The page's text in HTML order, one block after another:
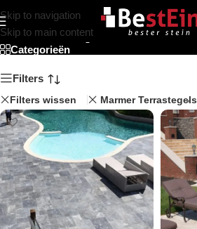
Skip to navigation
Skip to main content
french pattern
Categorieën
Filters
Filters wissen Marmer Terrastegels